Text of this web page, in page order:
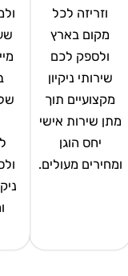
וזריזה לכל
מקום בארץ
ולספק לכם
שירותי ניקיון
מקצועיים תוך
מתן שירות אישי
יחס הוגן
ומחירים מעולים.